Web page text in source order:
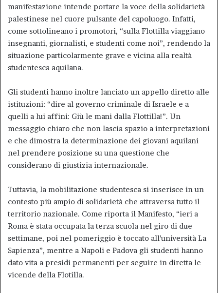
manifestazione intende portare la voce della solidarietà
palestinese nel cuore pulsante del capoluogo. Infatti,
come sottolineano i promotori, “sulla Flottilla viaggiano
insegnanti, giornalisti, e studenti come noi”, rendendo la
situazione particolarmente grave e vicina alla realtà
studentesca aquilana.
Gli studenti hanno inoltre lanciato un appello diretto alle
istituzioni: “dire al governo criminale di Israele e a
quelli a lui affini: Giù le mani dalla Flottilla!”. Un
messaggio chiaro che non lascia spazio a interpretazioni
e che dimostra la determinazione dei giovani aquilani
nel prendere posizione su una questione che
considerano di giustizia internazionale.
Tuttavia, la mobilitazione studentesca si inserisce in un
contesto più ampio di solidarietà che attraversa tutto il
territorio nazionale. Come riporta il Manifesto, “ieri a
Roma è stata occupata la terza scuola nel giro di due
settimane, poi nel pomeriggio è toccato all’università La
Sapienza”, mentre a Napoli e Padova gli studenti hanno
dato vita a presidi permanenti per seguire in diretta le
vicende della Flotilla.